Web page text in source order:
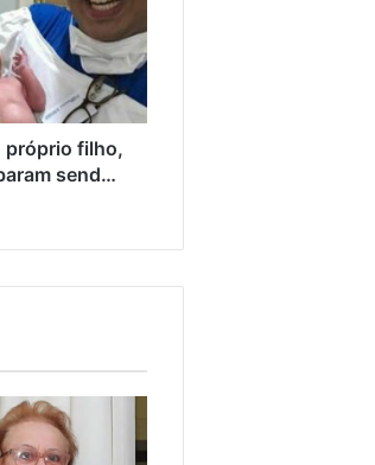
próprio filho,
send…